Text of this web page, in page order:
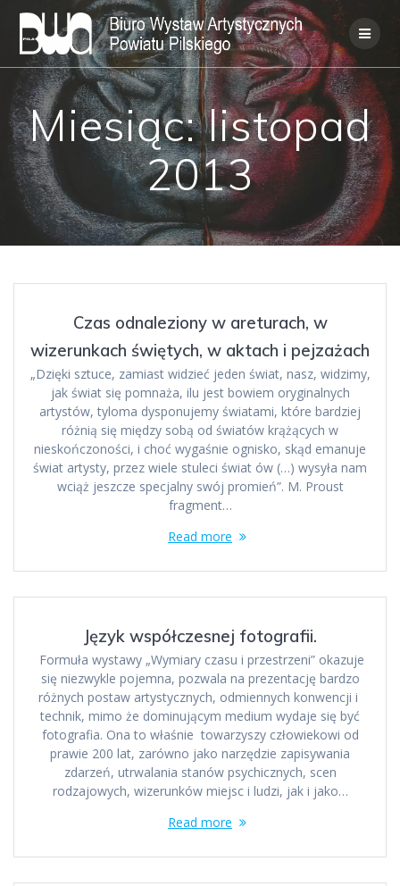
Skip
to
content
Miesiąc:listopad
2013
Czas odnaleziony w areturach, w
wizerunkach świętych, w aktach i pejzażach
„Dzięki sztuce, zamiast widzieć jeden świat, nasz, widzimy,
jak świat się pomnaża, ilu jest bowiem oryginalnych
artystów, tyloma dysponujemy światami, które bardziej
różnią się między sobą od światów krążących w
nieskończoności, i choć wygaśnie ognisko, skąd emanuje
świat artysty, przez wiele stuleci świat ów (…) wysyła nam
wciąż jeszcze specjalny swój promień”. M. Proust
fragment…
Read more
Język współczesnej fotografii.
Formuła wystawy „Wymiary czasu i przestrzeni” okazuje
się niezwykle pojemna, pozwala na prezentację bardzo
różnych postaw artystycznych, odmiennych konwencji i
technik, mimo że dominującym medium wydaje się być
fotografia. Ona to właśnie towarzyszy człowiekowi od
prawie 200 lat, zarówno jako narzędzie zapisywania
zdarzeń, utrwalania stanów psychicznych, scen
rodzajowych, wizerunków miejsc i ludzi, jak i jako…
Read more